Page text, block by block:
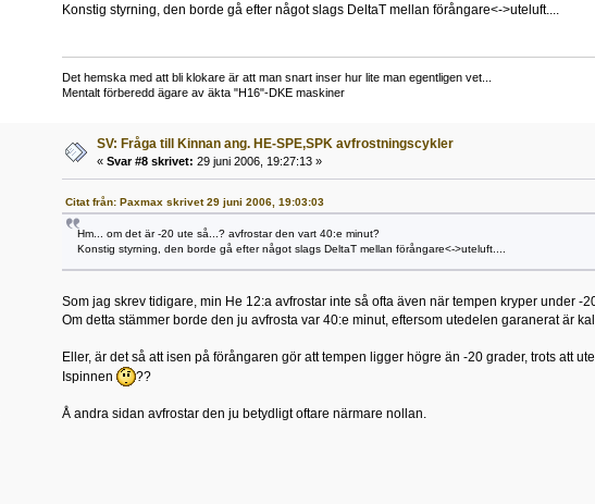
Konstig styrning, den borde gå efter något slags DeltaT mellan förångare<->uteluft....
Det hemska med att bli klokare är att man snart inser hur lite man egentligen vet...
Mentalt förberedd ägare av äkta "H16"-DKE maskiner
SV: Fråga till Kinnan ang. HE-SPE,SPK avfrostningscykler
« Svar #8 skrivet: 29 juni 2006, 19:27:13 »
Citat från: Paxmax skrivet 29 juni 2006, 19:03:03
Hm... om det är -20 ute så...? avfrostar den vart 40:e minut?
Konstig styrning, den borde gå efter något slags DeltaT mellan förångare<->uteluft....
Som jag skrev tidigare, min He 12:a avfrostar inte så ofta även när tempen kryper under -
Om detta stämmer borde den ju avfrosta var 40:e minut, eftersom utedelen garanerat är
Eller, är det så att isen på förångaren gör att tempen ligger högre än -20 grader, trots att
Ispinnen
??
Å andra sidan avfrostar den ju betydligt oftare närmare nollan.